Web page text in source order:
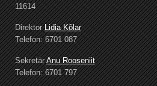
11614
DirektorLidia Kõlar
Telefon: 6701 087
SekretärAnu Rooseniit
Telefon: 6701 797